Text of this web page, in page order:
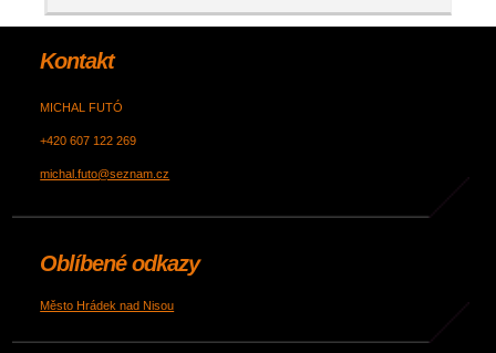
Kontakt
MICHAL FUTÓ
+420 607 122 269
michal.futo@seznam.cz
Oblíbené odkazy
Město Hrádek nad Nisou